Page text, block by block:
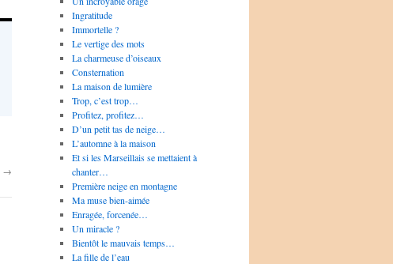
→
Ingratitude
Immortelle ?
Le vertige des mots
La charmeuse d’oiseaux
Consternation
La maison de lumière
Trop, c’est trop…
Profitez, profitez…
D’un petit tas de neige…
L’automne à la maison
Et si les Marseillais se mettaient à
chanter…
Première neige en montagne
Ma muse bien-aimée
Enragée, forcenée…
Un miracle ?
Bientôt le mauvais temps…
La fille de l’eau